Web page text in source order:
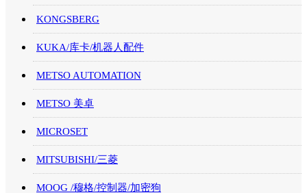
KONGSBERG
KUKA/库卡/机器人配件
METSO AUTOMATION
METSO 美卓
MICROSET
MITSUBISHI/三菱
MOOG /穆格/控制器/加密狗